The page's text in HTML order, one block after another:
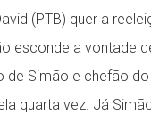
ou ESC para fechar
(PTB) quer a
esconde a vontade
de Simão e chefão
quarta vez. Já